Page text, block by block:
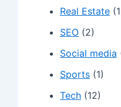
Real Estate
SEO (2)
Social media
Sports (1)
Tech (12)